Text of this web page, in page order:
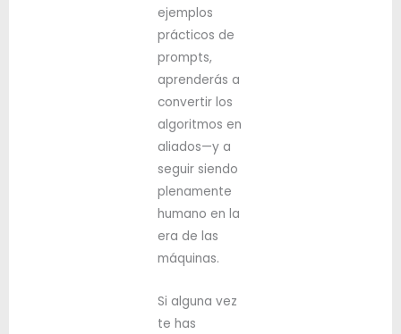
ejemplos
prácticos de
prompts,
aprenderás a
convertir los
algoritmos en
aliados—y a
seguir siendo
plenamente
humano en la
era de las
máquinas.
Si alguna vez
te has